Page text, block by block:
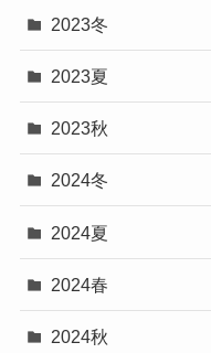
2023冬
2023夏
2023秋
2024冬
2024夏
2024春
2024秋